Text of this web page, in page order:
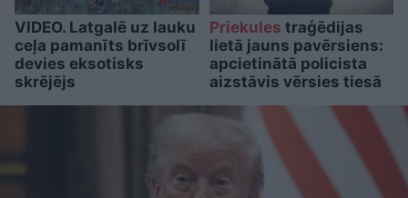
VIDEO. Latgalē uz lauku
ceļa pamanīts brīvsolī
devies eksotisks
skrējējs
Priekules traģēdijas
lietā jauns pavērsiens:
apcietinātā policista
aizstāvis vērsies tiesā